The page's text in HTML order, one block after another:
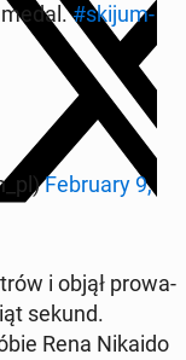
medal.#ski­jum­
Fe­bru­ary 9,
i objął pro­wa­
sekund.
Rena Nikaido